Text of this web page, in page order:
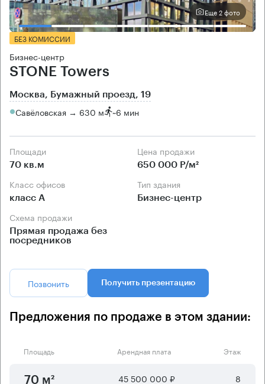
Еще 2 фото
БЕЗ КОМИССИИ
Бизнес-центр
STONE Towers
Москва, Бумажный проезд, 19
Савёловская → 630 м ~6 мин
Площади
70 кв.м
Цена продажи
650 000 Р/м²
Класс офисов
класс А
Тип здания
Бизнес-центр
Схема продажи
Прямая продажа без
посредников
Позвонить Получить презентацию
Предложения по продаже в этом здании:
Площадь Арендная плата Этаж
70 м² 45 500 000 ₽ 8